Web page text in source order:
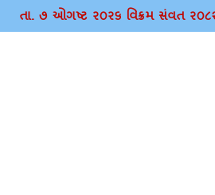
તા. ૭ ઓગષ્ટ ર૦ર૬ વિક્રમ સંવત